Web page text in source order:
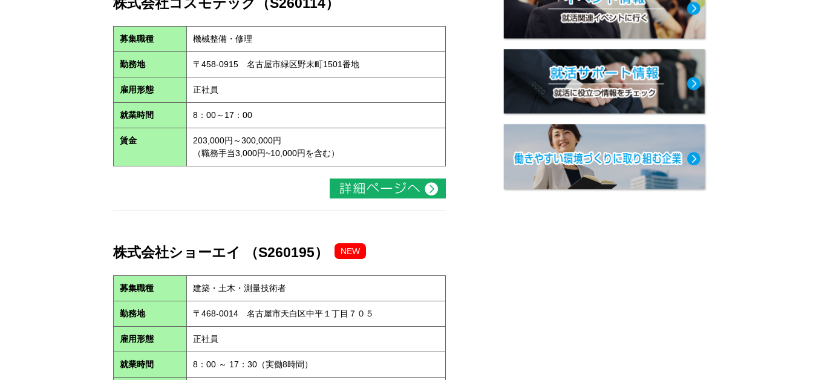
募集職種 機械整備・修理
勤務地 〒458-0915 名古屋市緑区野末町1501番地
雇用形態 正社員
就業時間 8：00～17：00
賃金
203,000円～300,000円
（職務手当3,000円~10,000円を含む）
株式会社ショーエイ （S260195） NEW
募集職種 建築・土木・測量技術者
勤務地 〒468-0014 名古屋市天白区中平１丁目７０５
雇用形態 正社員
就業時間 8：00 ～ 17：30（実働8時間）